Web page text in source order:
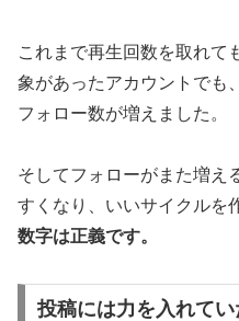
これまで再生回数を取れて
象があったアカウントでも
フォロー数が増えました。
そしてフォローがまた増え
すくなり、いいサイクルを
数字は正義です。
投稿には力を入れてい